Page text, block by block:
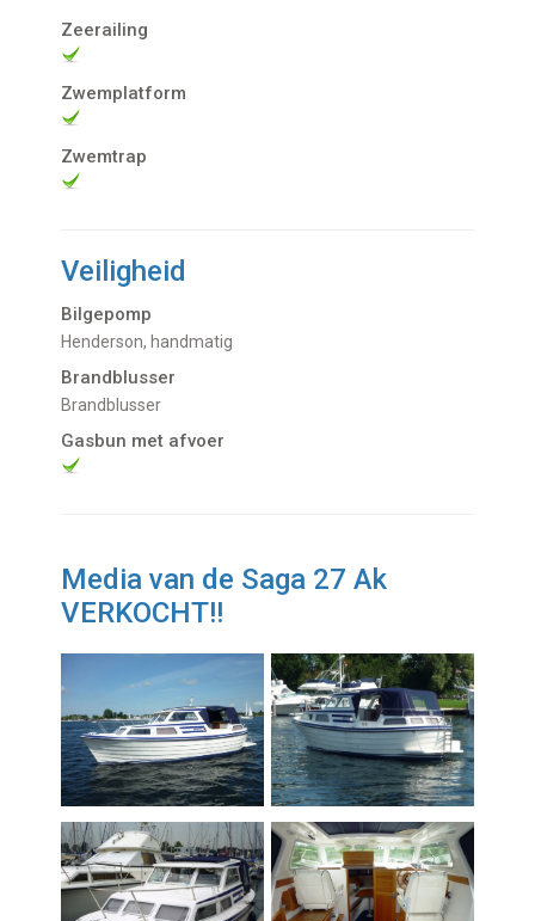
Zeerailing
Zwemplatform
Zwemtrap
Veiligheid
Bilgepomp
Henderson, handmatig
Brandblusser
Brandblusser
Gasbun met afvoer
Media van de Saga 27 Ak
VERKOCHT!!